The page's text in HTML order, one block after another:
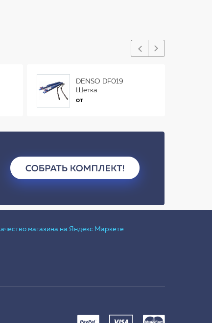
DENSO DF019
Щетка
стеклоочистителя
от